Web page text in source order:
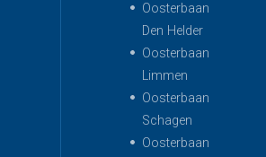
Oosterbaan
Den Helder
Oosterbaan
Limmen
Oosterbaan
Schagen
Oosterbaan